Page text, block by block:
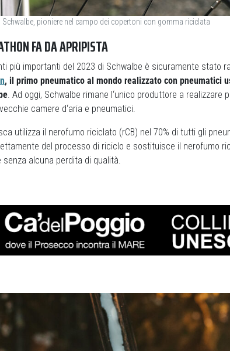
Schwalbe, pioniere nel campo dei copertoni con gomma riciclata
FA DA APRIPISTA
più importanti del 2023 di Schwalbe è sicuramente stato
, il primo pneumatico al mondo realizzato con pneumatici
. Ad oggi, Schwalbe rimane l‘unico produttore a
camere d‘aria e pneumatici.
utilizza il nerofumo riciclato (rCB) nel 70% di tutti gli
del processo di riciclo e sostituisce il nerofumo
alcuna perdita di qualità.